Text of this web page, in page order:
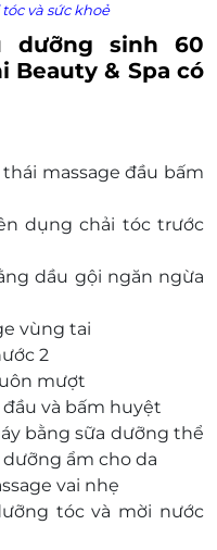
và sức khoẻ
dưỡng sinh 60
Beauty & Spa có
massage đầu bấm
dụng chải tóc trước
dầu gội ngăn ngừa
vùng tai
2
mượt
đầu và bấm huyệt
bằng sữa dưỡng thể
ẩm cho da
vai nhẹ
tóc và mời nước